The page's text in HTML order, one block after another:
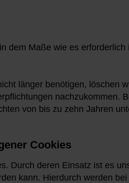
dem Maße wie es
länger benötigen, löschen
von bis zu zehn Jahren
Cookies
Durch deren Einsatz ist es
kann. Hierdurch werden